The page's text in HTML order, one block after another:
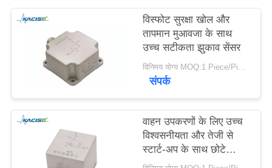
SITEMAP
गोपनीयता
विस्फोट सुरक्षा खोल और
तापमान मुआवजा के साथ
उच्च सटीकता झुकाव सेंसर
विनिमय योग्य MOQ:1 Piece/Pieces
संपर्क
वाहन उपकरणों के लिए उच्च
विश्वसनीयता और तेजी से
स्टार्ट-अप के साथ छोटे
आकार के झुकावमीटर सेंसर